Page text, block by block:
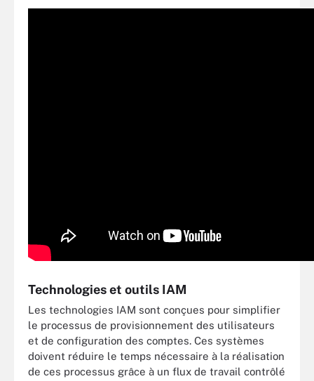
Technologies et outils IAM
Les technologies IAM sont conçues pour simplifier
le processus de provisionnement des utilisateurs
et de configuration des comptes. Ces systèmes
doivent réduire le temps nécessaire à la réalisation
de ces processus grâce à un flux de travail contrôlé